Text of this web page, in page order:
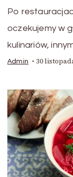
Po
oczekujemy w
kulinariów,
Admin 30